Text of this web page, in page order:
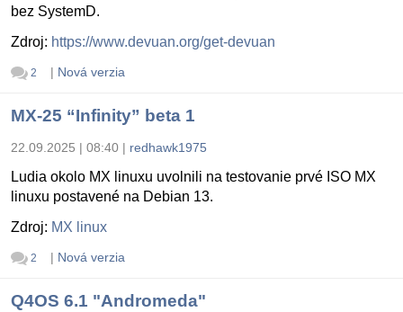
bez SystemD.
Zdroj: https://www.devuan.org/get-devuan
2 | Nová verzia
MX-25 “Infinity” beta 1
22.09.2025 | 08:40 | redhawk1975
Ludia okolo MX linuxu uvolnili na testovanie prvé ISO MX
linuxu postavené na Debian 13.
Zdroj: MX linux
2 | Nová verzia
Q4OS 6.1 "Andromeda"